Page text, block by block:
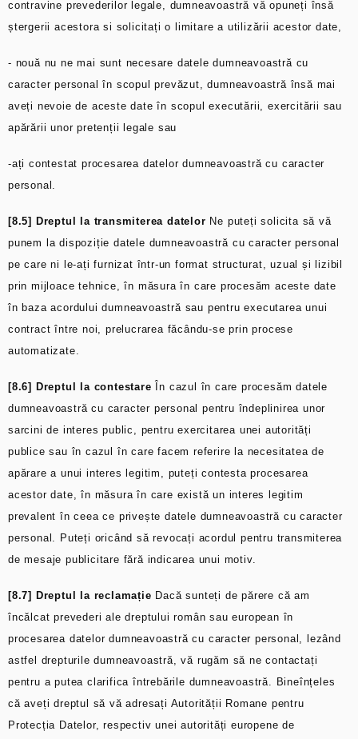
contravine prevederilor legale, dumneavoastră vă opuneți însă
ștergerii acestora si solicitați o limitare a utilizării acestor date,
- nouă nu ne mai sunt necesare datele dumneavoastră cu
caracter personal în scopul prevăzut, dumneavoastră însă mai
aveți nevoie de aceste date în scopul executării, exercitării sau
apărării unor pretenții legale sau
-ați contestat procesarea datelor dumneavoastră cu caracter
personal.
[8.5] Dreptul la transmiterea datelor Ne puteți solicita să vă
punem la dispoziție datele dumneavoastră cu caracter personal
pe care ni le-ați furnizat într-un format structurat, uzual și lizibil
prin mijloace tehnice, în măsura în care procesăm aceste date
în baza acordului dumneavoastră sau pentru executarea unui
contract între noi, prelucrarea făcându-se prin procese
automatizate.
[8.6] Dreptul la contestare
În cazul în care procesăm datele
dumneavoastră cu caracter personal pentru îndeplinirea unor
sarcini de interes public, pentru exercitarea unei autorități
publice sau în cazul în care facem referire la necesitatea de
apărare a unui interes legitim, puteți contesta procesarea
acestor date, în măsura în care există un interes legitim
prevalent în ceea ce privește datele dumneavoastră cu caracter
personal. Puteți oricând să revocați acordul pentru transmiterea
de mesaje publicitare fără indicarea unui motiv.
[8.7] Dreptul la reclamație Dacă sunteți de părere că am
încălcat prevederi ale dreptului român sau european în
procesarea datelor dumneavoastră cu caracter personal, lezând
astfel drepturile dumneavoastră, vă rugăm să ne contactați
pentru a putea clarifica întrebările dumneavoastră. Bineînțeles
că aveți dreptul să vă adresați Autorității Romane pentru
Protecția Datelor, respectiv unei autorități europene de